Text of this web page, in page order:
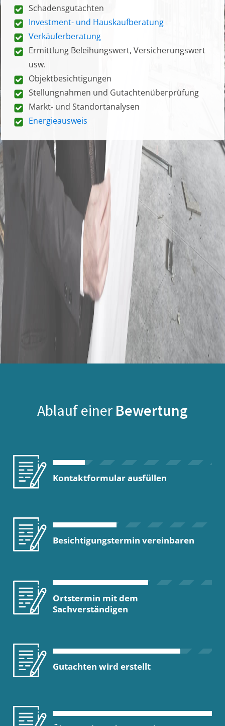
Schadensgutachten
Investment- und Hauskaufberatung
Verkäuferberatung
Ermittlung Beleihungswert, Versicherungswert
usw.
Objektbesichtigungen
Stellungnahmen und Gutachtenüberprüfung
Markt- und Standortanalysen
Energieausweis
Ablauf einer Bewertung
Kontaktformular ausfüllen
Besichtigungstermin vereinbaren
Ortstermin mit dem
Sachverständigen
Gutachten wird erstellt